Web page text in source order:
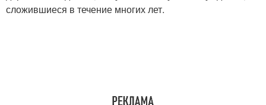
сложившиеся в течение многих лет.